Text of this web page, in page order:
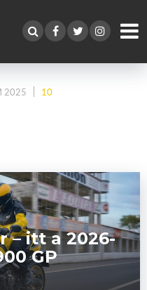
2025 10
– itt a 2026-
GP